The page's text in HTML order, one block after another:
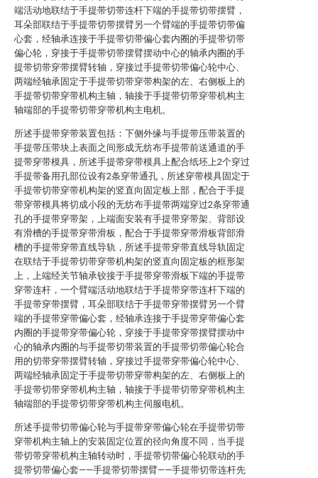
端活动地联结于手提带切带连杆下端的手提带切带摆臂，
耳朵部联结于手提带切带摆臂另一个臂端的手提带切带偏
心套，经轴承连接于手提带切带偏心套内圈的手提带切带
偏心轮，穿接于手提带切带摆臂摆动中心的轴承内圈的手
提带切带穿带摆臂转轴，穿接过手提带切带偏心轮中心、
两端经轴承固定于手提带切带穿带构架的左、右侧板上的
手提带切带穿带机构主轴，轴接于手提带切带穿带机构主
轴端部的手提带切带穿带机构主电机。
所述手提带穿带装置包括：下侧外缘与手提带压带装置的
手提带压带块上表面之间形成无纺布手提带前送通道的手
提带穿带模具，所述手提带穿带模具上配合纸坯上2个穿过
手提带备用孔部位设有2条穿带通孔，所述穿带模具固定于
手提带切带穿带机构架的竖直向固定板上部，配合于手提
带穿带模具将切成小段的无纺布手提带两端穿过2条穿带通
孔的手提带穿带架，上端面安装有手提带穿带架、背部设
有滑槽的手提带穿带滑板，配合于手提带穿带滑板背部滑
槽的手提带穿带直线导轨，所述手提带穿带直线导轨固定
在联结于手提带切带穿带机构架的竖直向固定板的框形架
上，上端经关节轴承铰接于手提带穿带滑板下端的手提带
穿带连杆，一个臂端活动地联结于手提带穿带连杆下端的
手提带穿带摆臂，耳朵部联结于手提带穿带摆臂另一个臂
端的手提带穿带偏心套，经轴承连接于手提带穿带偏心套
内圈的手提带穿带偏心轮，穿接于手提带穿带摆臂摆动中
心的轴承内圈的与手提带切带装置的手提带切带偏心轮合
用的切带穿带摆臂转轴，穿接过手提带穿带偏心轮中心、
两端经轴承固定于手提带切带穿带构架的左、右侧板上的
手提带切带穿带机构主轴，轴接于手提带切带穿带机构主
轴端部的手提带切带穿带机构主伺服电机。
所述手提带切带偏心轮与手提带穿带偏心轮在手提带切带
穿带机构主轴上的安装固定位置的径向角度不同，当手提
带切带穿带机构主轴转动时，手提带切带偏心轮联动的手
提带切带偏心套——手提带切带摆臂——手提带切带连杆先